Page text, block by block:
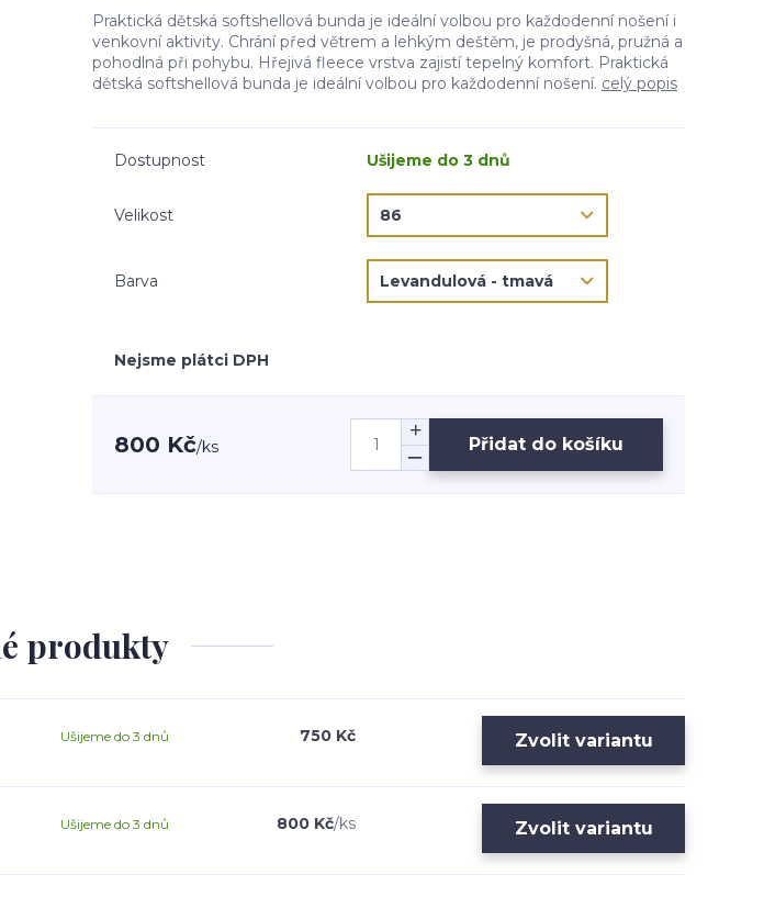
Praktická dětská softshellová bunda je ideální volbou pro každodenní nošení i
venkovní aktivity. Chrání před větrem a lehkým deštěm, je prodyšná, pružná a
pohodlná při pohybu. Hřejivá fleece vrstva zajistí tepelný komfort. Praktická
dětská softshellová bunda je ideální volbou pro každodenní nošení. celý popis
Dostupnost Ušijeme do 3 dnů
Velikost
Barva
Nejsme plátci DPH
800 Kč/ks Přidat do košíku
produkty
750 Kč
Ušijeme do 3 dnů Zvolit variantu
800 Kč/ks
Ušijeme do 3 dnů Zvolit variantu